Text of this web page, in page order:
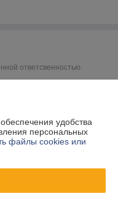
ответсвенностью
исполнительный комитет
удобства
персональных
файлы cookies или